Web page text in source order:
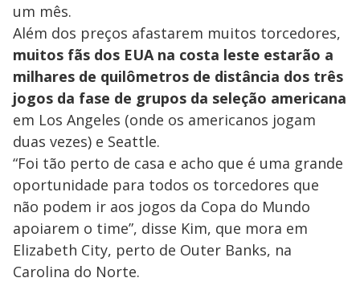
um mês.
Além dos preços afastarem muitos torcedores,
muitos fãs dos EUA na costa leste estarão a
milhares de quilômetros de distância dos três
jogos da fase de grupos da seleção americana
em Los Angeles (onde os americanos jogam
duas vezes) e Seattle.
“Foi tão perto de casa e acho que é uma grande
oportunidade para todos os torcedores que
não podem ir aos jogos da Copa do Mundo
apoiarem o time”, disse Kim, que mora em
Elizabeth City, perto de Outer Banks, na
Carolina do Norte.